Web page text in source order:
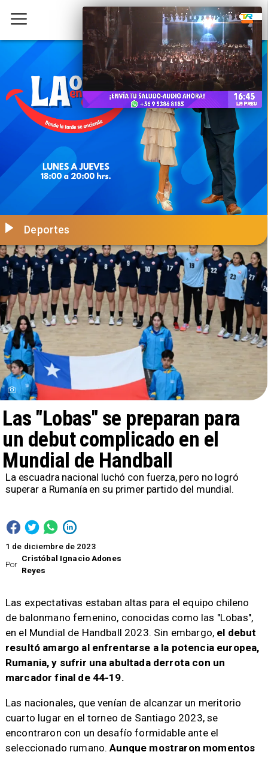
Por
Cristóbal Ignacio Adones
Reyes
Las "Lobas" se preparan para
un debut complicado en el
Mundial de Handball
Deportes
1 de diciembre de 2023
La escuadra nacional luchó con fuerza, pero no logró
superar a Rumanía en su primer partido del mundial.
Las expectativas estaban altas para el equipo chileno
de balonmano femenino, conocidas como las "Lobas",
en el Mundial de Handball 2023. Sin embargo, el debut
resultó amargo al enfrentarse a la potencia europea,
Rumania, y sufrir una abultada derrota con un
marcador final de 44-19.
Las nacionales, que venían de alcanzar un meritorio
cuarto lugar en el torneo de Santiago 2023, se
encontraron con un desafío formidable ante el
seleccionado rumano.Aunque mostraron momentos